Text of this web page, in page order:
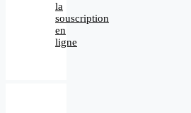
la
souscription
en
ligne